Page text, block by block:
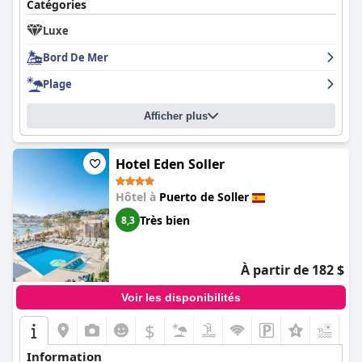
Catégories
Luxe
Bord De Mer
Plage
Afficher plus
Hotel Eden Soller
Hôtel à Puerto de Soller
8,3 Très bien
À partir de 182 $
Voir les disponibilités
$
Information